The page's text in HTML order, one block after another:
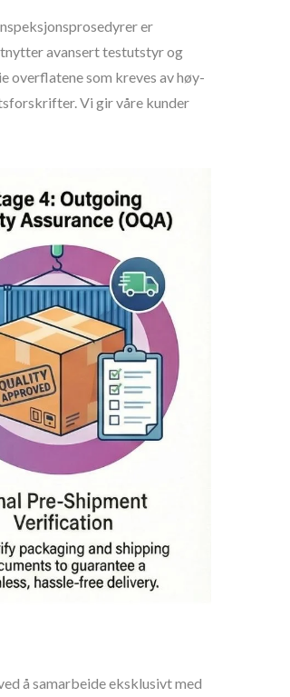
er
avansert testutstyr og
overflatene som kreves av høy-
Vi gir våre kunder
å samarbeide eksklusivt med